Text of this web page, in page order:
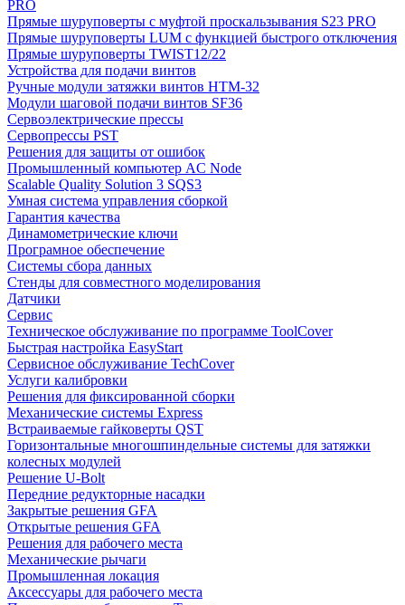
PRO
Прямые шуруповерты с муфтой проскальзывания S23 PRO
Прямые шуруповерты LUM с функцией быстрого отключения
Прямые шуруповерты TWIST12/22
Устройства для подачи винтов
Ручные модули затяжки винтов HTM-32
Модули шаговой подачи винтов SF36
Сервоэлектрические прессы
Сервопрессы PST
Решения для защиты от ошибок
Промышленный компьютер AC Node
Scalable Quality Solution 3 SQS3
Умная система управления сборкой
Гарантия качества
Динамометрические ключи
Програмное обеспечение
Системы сбора данных
Стенды для совместного моделирования
Датчики
Сервис
Техническое обслуживание по программе ToolCover
Быстрая настройка EasyStart
Cервисное обслуживание TechCover
Услуги калибровки
Решения для фиксированной сборки
Механические системы Express
Встраиваемые гайковерты QST
Горизонтальные многошпиндельные системы для затяжки
колесных модулей
Решение U-Bolt
Передние редукторные насадки
Закрытые решения GFA
Открытые решения GFA
Решения для рабочего места
Механические рычаги
Промышленная локация
Аксессуары для рабочего места